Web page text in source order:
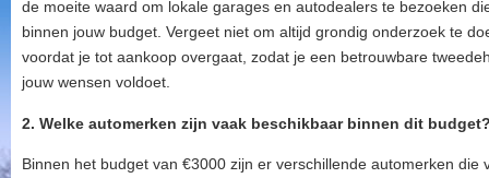
de moeite waard om lokale garages en autodealers te bezoeken
binnen jouw budget. Vergeet niet om altijd grondig onderzoek te
voordat je tot aankoop overgaat, zodat je een betrouwbare
jouw wensen voldoet.
2. Welke automerken zijn vaak beschikbaar binnen dit
Binnen het budget van €3000 zijn er verschillende automerken die